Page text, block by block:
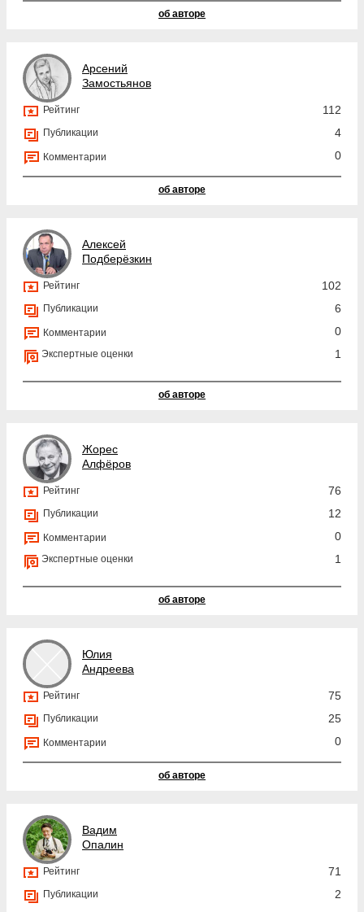
об авторе
Арсений
Замостьянов
Рейтинг 112
Публикации 4
Комментарии 0
об авторе
Алексей
Подберёзкин
Рейтинг 102
Публикации 6
Комментарии 0
Экспертные оценки 1
об авторе
Жорес
Алфёров
Рейтинг 76
Публикации 12
Комментарии 0
Экспертные оценки 1
об авторе
Юлия
Андреева
Рейтинг 75
Публикации 25
Комментарии 0
об авторе
Вадим
Опалин
Рейтинг 71
Публикации 2